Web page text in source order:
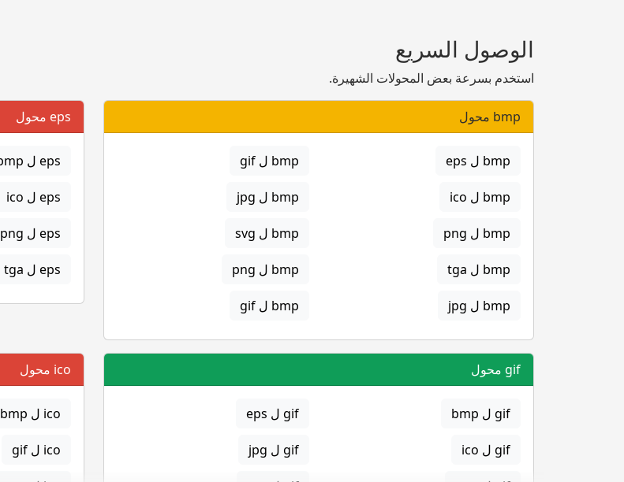
الوصول السريع
استخدم بسرعة بعض المحولات الشهيرة.
bmp محول
bmp ل eps bmp ل gif
bmp ل ico bmp ل jpg
bmp ل png bmp ل svg
bmp ل tga bmp ل png
bmp ل jpg bmp ل gif
eps محول
eps ل bmp
eps ل ico
eps ل png
eps ل tga
gif محول
gif ل bmp gif ل eps
gif ل ico gif ل jpg
ico محول
ico ل bmp
ico ل gif